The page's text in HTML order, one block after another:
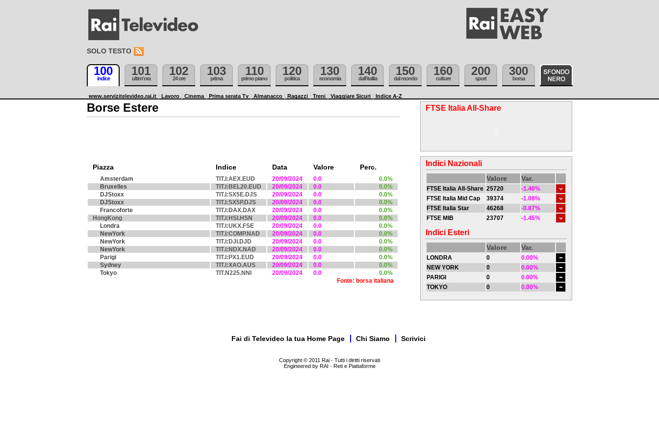
SOLO TESTO
100
indice
101
ultim'ora
102
24 ore
103
prima
110
primo piano
120
politica
130
economia
140
dall'itallia
150
dal mondo
160
culture
200
sport
300
borsa
www.servizitelevideo.rai.it Lavoro Cinema Prima serata Tv Almanacco Ragazzi Treni Viaggiare Sicuri Indice A-Z
Borse Estere
Piazza Indice Data Valore Perc.
Amsterdam TIT.I:AEX.EUD 20/09/2024 0.0
0.0%
Bruxelles
TIT.I:BEL20.EUD 20/09/2024 0.0
0.0%
DJStoxx
TIT.I:SX5E.DJS 20/09/2024 0.0
0.0%
DJStoxx
TIT.I:SX5P.DJS 20/09/2024 0.0
0.0%
Francoforte
TIT.I:DAX.DAX 20/09/2024 0.0
0.0%
HongKong
TIT.I:HSI.HSN 20/09/2024 0.0
0.0%
Londra
TIT.I:UKX.FSE 20/09/2024 0.0
0.0%
NewYork
TIT.I:COMP.NAD 20/09/2024 0.0
0.0%
NewYork
TIT.I:DJI.DJD 20/09/2024 0.0
0.0%
NewYork
TIT.I:NDX.NAD 20/09/2024 0.0
0.0%
Parigi
TIT.I:PX1.EUD 20/09/2024 0.0
0.0%
Sydney
TIT.I:XAO.AUS 20/09/2024 0.0
0.0%
Tokyo
TIT.N225.NNI 20/09/2024 0.0
0.0%
Fonte: borsa italiana
FTSE Italia All-Share
Indici Nazionali
Valore Var.
FTSE Italia All-Share 25720
-1.40%
FTSE Italia Mid Cap
39374
-1.08%
FTSE Italia Star
46268
-0.87%
FTSE MIB
23707 -1.45%
Indici Esteri
Valore Var.
LONDRA 0
0.00%
NEW YORK
0
0.00%
PARIGI
0
0.00%
TOKYO
0 0.00%
Fai di Televideo la tua Home Page Chi Siamo Scrivici
Copyright © 2011 Rai - Tutti i diritti riservati
Engineered by RAI - Reti e Piattaforme